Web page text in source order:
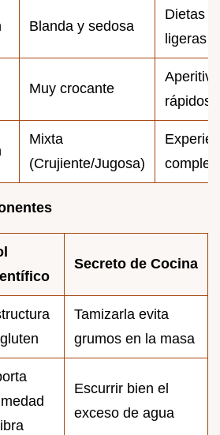
Blanda y sedosa
Dietas
ligeras
Muy crocante
rápidos
Mixta
(Crujiente/Jugosa)
Secreto de Cocina
Tamizarla evita
grumos en la masa
Escurrir bien el
exceso de agua